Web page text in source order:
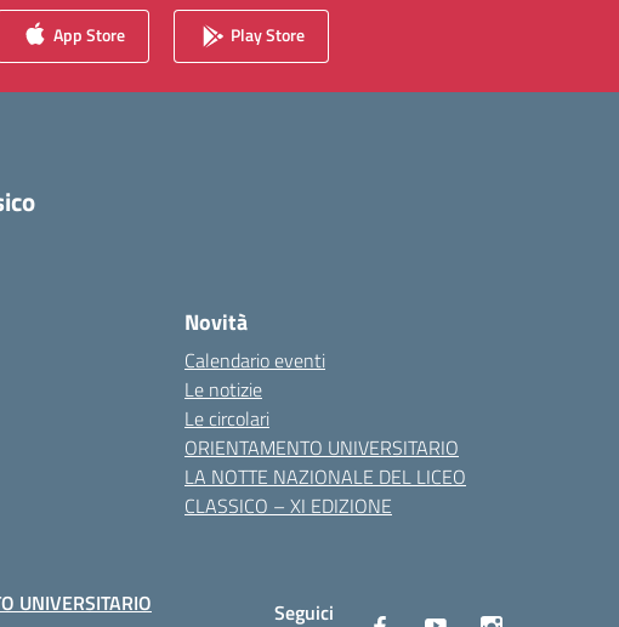
App Store Play Store
Novità
Calendario eventi
Le notizie
Le circolari
ORIENTAMENTO UNIVERSITARIO
LA NOTTE NAZIONALE DEL LICEO
CLASSICO – XI EDIZIONE
UNIVERSITARIO
Seguici